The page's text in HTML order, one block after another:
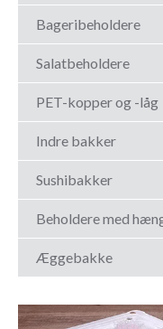
Bageribeholdere
Salatbeholdere
PET-kopper og -låg
Indre bakker
Sushibakker
Beholdere med
Æggebakke